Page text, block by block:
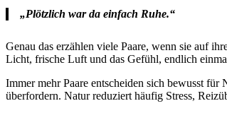
„Plötzlich war da einfach Ruhe.“
Genau das erzählen viele Paare, wenn sie auf
Licht, frische Luft und das Gefühl, endlich
Immer mehr Paare entscheiden sich bewusst
überfordern. Natur reduziert häufig Stress,